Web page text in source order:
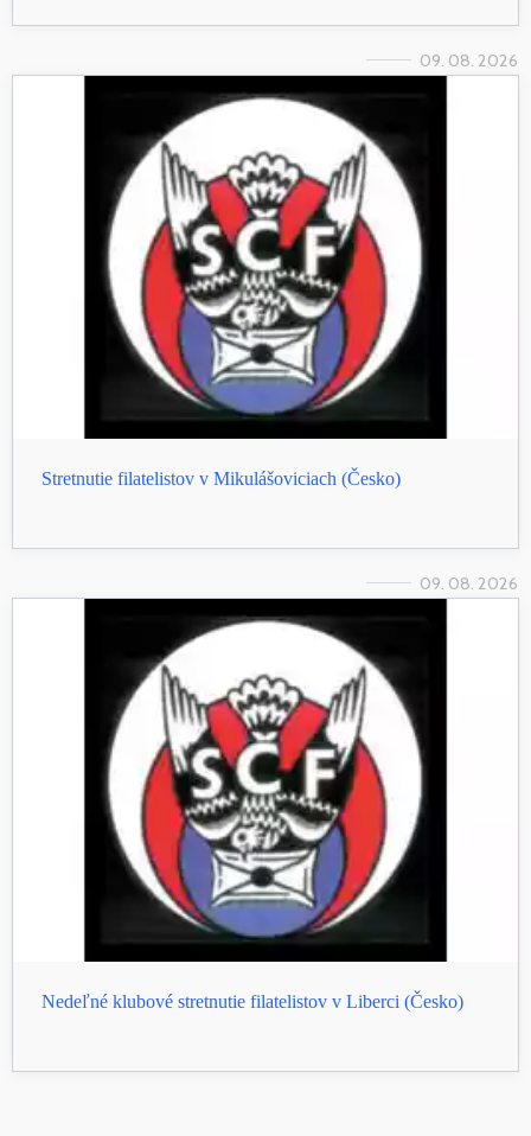
09. 08. 2026
Stretnutie filatelistov v Mikulášoviciach (Česko)
09. 08. 2026
Nedeľné klubové stretnutie filatelistov v Liberci (Česko)